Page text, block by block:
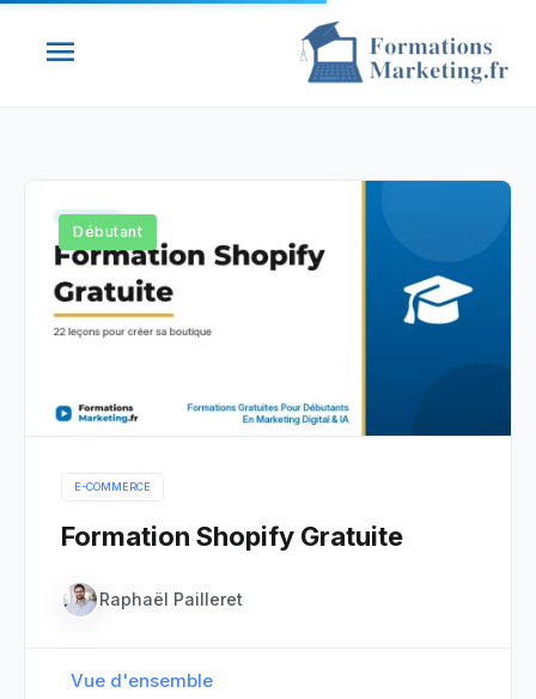
Menu
Débutant
E-COMMERCE
Formation Shopify Gratuite
Raphaël Pailleret
Vue d'ensemble